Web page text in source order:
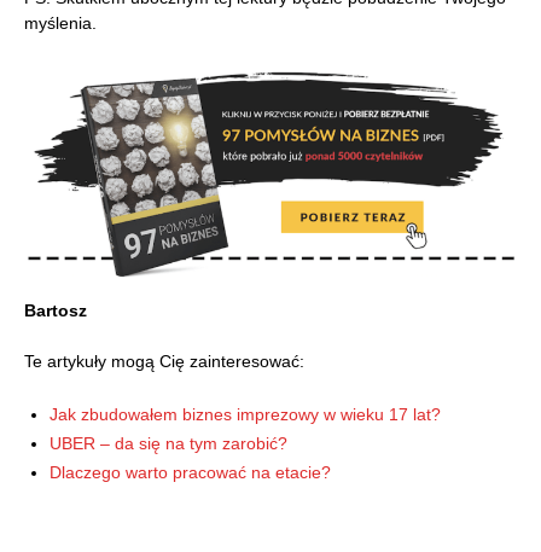
myślenia.
Bartosz
Te artykuły mogą Cię zainteresować:
Jak zbudowałem biznes imprezowy w wieku 17 lat?
UBER – da się na tym zarobić?
Dlaczego warto pracować na etacie?